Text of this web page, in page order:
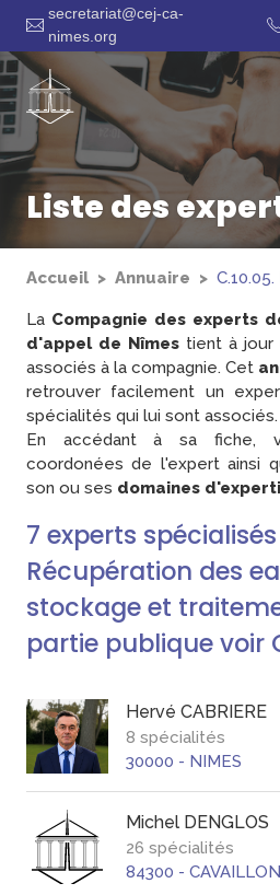
secretariat@cej-ca-
nimes.org
Liste des
Accueil Annuaire
La Compagnie des experts
d'appel de Nîmes tient à jour
associés à la compagnie. Cet
retrouver facilement un
spécialités qui lui sont associés.
En accédant à sa fiche,
coordonées de l'expert ainsi
son ou ses domaines
7 experts
Récupération des
stockage et
partie publique voir
Hervé CABRIERE
8 spécialités
30000 - NIMES
Michel DENGLOS
26 spécialités
84300 - CAVAILLON